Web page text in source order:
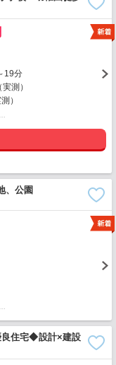
19分
測）
）
、公園
住宅◆設計×建設